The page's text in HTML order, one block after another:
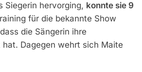
Siegerin hervorging, konnte sie 9
für die bekannte Show
die Sängerin ihre
Dagegen wehrt sich Maite